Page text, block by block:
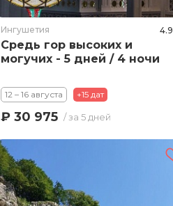
Ингушетия 4.9
Средь гор высоких и
могучих - 5 дней / 4 ночи
12 – 16 августа +15 дат
₽ 30 975 / за 5 дней